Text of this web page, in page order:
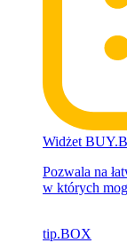
Widżet
Pozwala na
w których
tip.BOX